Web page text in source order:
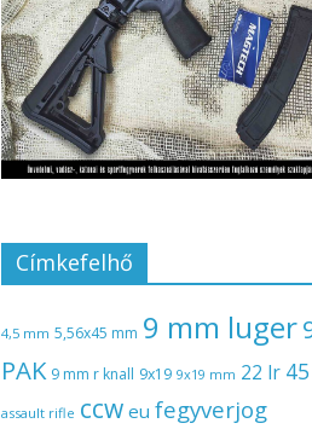
Címkefelhő
4,5 mm 5,56x45 mm 9 mm luger
PAK 9 mm r knall 9x19 9x19 mm 22 lr
assault rifle ccw eu fegyverjog